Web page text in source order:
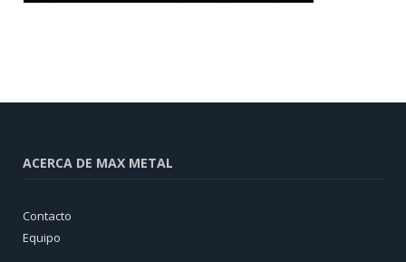
ACERCA DE MAX METAL
Contacto
Equipo